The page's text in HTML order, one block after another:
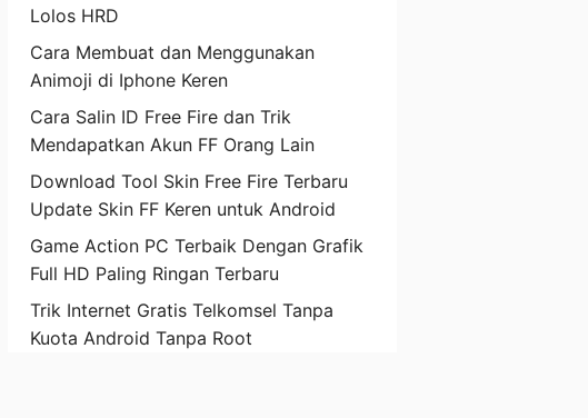
Lolos HRD
Cara Membuat dan Menggunakan
Animoji di Iphone Keren
Cara Salin ID Free Fire dan Trik
Mendapatkan Akun FF Orang Lain
Download Tool Skin Free Fire Terbaru
Update Skin FF Keren untuk Android
Game Action PC Terbaik Dengan Grafik
Full HD Paling Ringan Terbaru
Trik Internet Gratis Telkomsel Tanpa
Kuota Android Tanpa Root